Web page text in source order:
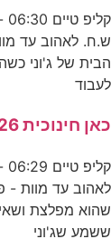
הבית של ג'וני
לעבוד
כאן חינוכית 05-08-2026
שהוא מפלצת
ששמע שג'וני